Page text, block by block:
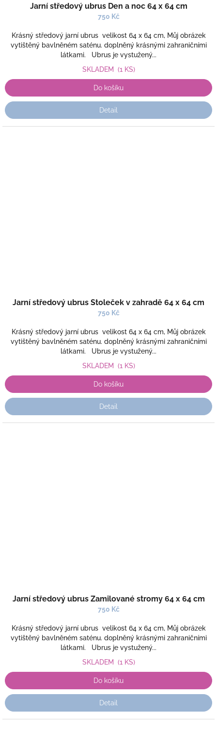
Jarní středový ubrus Den a noc 64 x 64 cm
750 Kč
Krásný středový jarní ubrus velikost 64 x 64 cm, Můj obrázek
vytištěný bavlněném saténu. doplněný krásnými zahraničními
látkami. Ubrus je vystužený...
SKLADEM (1 KS)
Do košíku
Detail
Jarní středový ubrus Stoleček v zahradě 64 x 64 cm
750 Kč
Krásný středový jarní ubrus velikost 64 x 64 cm, Můj obrázek
vytištěný bavlněném saténu. doplněný krásnými zahraničními
látkami. Ubrus je vystužený...
SKLADEM (1 KS)
Do košíku
Detail
Jarní středový ubrus Zamilované stromy 64 x 64 cm
750 Kč
Krásný středový jarní ubrus velikost 64 x 64 cm, Můj obrázek
vytištěný bavlněném saténu. doplněný krásnými zahraničními
látkami. Ubrus je vystužený...
SKLADEM (1 KS)
Do košíku
Detail